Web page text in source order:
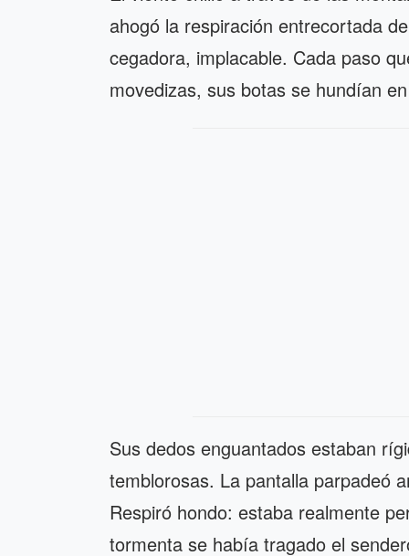
ahogó la respiración entrecortada
cegadora, implacable. Cada paso
movedizas, sus botas se hundían
Sus dedos enguantados estaban
temblorosas. La pantalla parpadeó
Respiró hondo: estaba realmente
tormenta se había tragado el